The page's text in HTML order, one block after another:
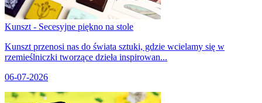
Kunszt - Secesyjne piękno na stole
Kunszt przenosi nas do świata sztuki, gdzie wcielamy się w
rzemieślniczki tworzące dzieła inspirowan...
06-07-2026